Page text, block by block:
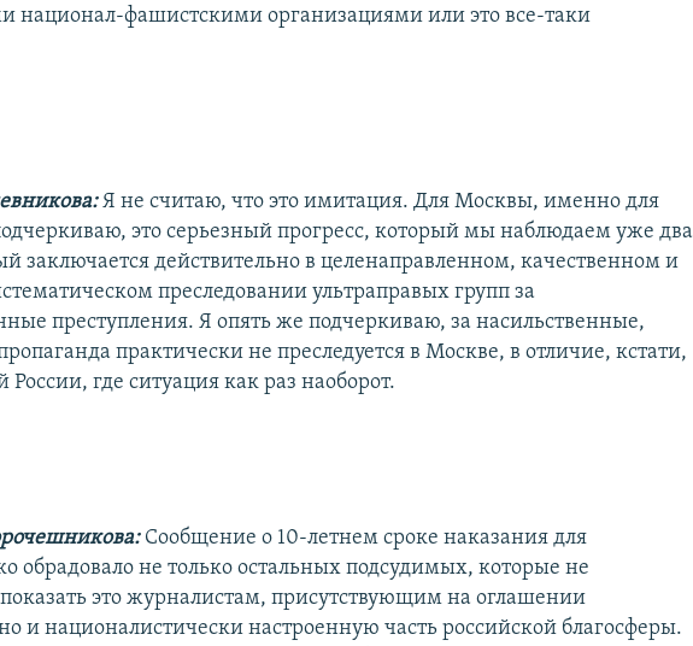
национал-фашистскими организациями или это все-таки
Я не считаю, что это имитация. Для Москвы, именно для
это серьезный прогресс, который мы наблюдаем уже два
заключается действительно в целенаправленном, качественном и
преследовании ультраправых групп за
преступления. Я опять же подчеркиваю, за насильственные,
практически не преследуется в Москве, в отличие, кстати,
России, где ситуация как раз наоборот.
Сообщение о 10-летнем сроке наказания для
обрадовало не только остальных подсудимых, которые не
это журналистам, присутствующим на оглашении
и националистически настроенную часть российской благосферы.